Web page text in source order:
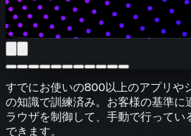
すでにお使いの800以上のアプリや
の知識で訓練済み。お客様の基準に
ラウザを制御して、手動で行ってい
できます。